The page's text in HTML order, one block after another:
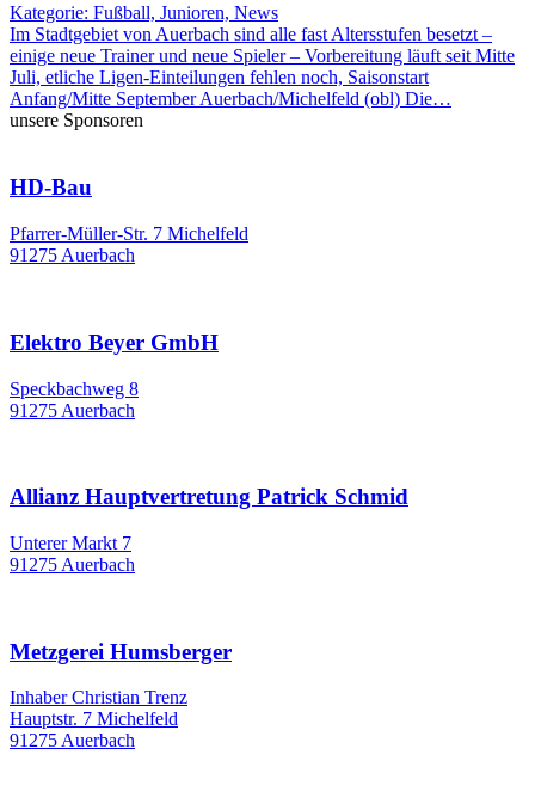
Kategorie: Fußball, Junioren, News
Im Stadtgebiet von Auerbach sind alle fast Altersstufen besetzt –
einige neue Trainer und neue Spieler – Vorbereitung läuft seit Mitte
Juli, etliche Ligen-Einteilungen fehlen noch, Saisonstart
Anfang/Mitte September Auerbach/Michelfeld (obl) Die…
unsere Sponsoren
HD-Bau
Pfarrer-Müller-Str. 7 Michelfeld
91275 Auerbach
Elektro Beyer GmbH
Speckbachweg 8
91275 Auerbach
Allianz Hauptvertretung Patrick Schmid
Unterer Markt 7
91275 Auerbach
Metzgerei Humsberger
Inhaber Christian Trenz
Hauptstr. 7 Michelfeld
91275 Auerbach